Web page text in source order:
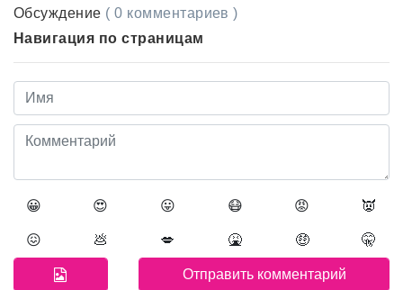
Обсуждение ( 0 комментариев )
Навигация по страницам
😀 😍 😛 😷 😡 👿
😖 💩 💋 🤮 🤑 🤫